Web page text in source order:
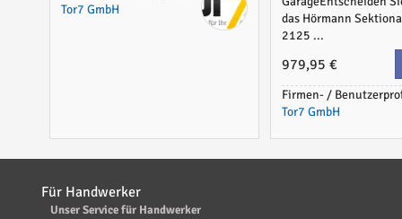
Tor7 GmbH
das Hörmann
2125 ...
979,95 €
Firmen- /
Tor7 GmbH
Für Handwerker
Unser Service für Handwerker